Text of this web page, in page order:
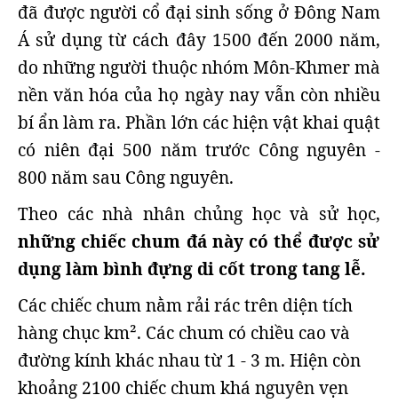
đã được người cổ đại sinh sống ở Đông Nam
Á sử dụng từ cách đây 1500 đến 2000 năm,
do những người thuộc nhóm Môn-Khmer mà
nền văn hóa của họ ngày nay vẫn còn nhiều
bí ẩn làm ra. Phần lớn các hiện vật khai quật
có niên đại 500 năm trước Công nguyên -
800 năm sau Công nguyên.
Theo các nhà nhân chủng học và sử học,
những chiếc chum đá này có thể được sử
dụng làm bình đựng di cốt trong tang lễ.
Các chiếc chum nằm rải rác trên diện tích
hàng chục km². Các chum có chiều cao và
đường kính khác nhau từ 1 - 3 m. Hiện còn
khoảng 2100 chiếc chum khá nguyên vẹn